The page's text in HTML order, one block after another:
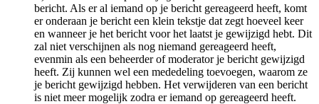
bericht. Als er al iemand op je bericht gereageerd heeft, komt
er onderaan je bericht een klein tekstje dat zegt hoeveel keer
en wanneer je het bericht voor het laatst je gewijzigd hebt. Dit
zal niet verschijnen als nog niemand gereageerd heeft,
evenmin als een beheerder of moderator je bericht gewijzigd
heeft. Zij kunnen wel een mededeling toevoegen, waarom ze
je bericht gewijzigd hebben. Het verwijderen van een bericht
is niet meer mogelijk zodra er iemand op gereageerd heeft.